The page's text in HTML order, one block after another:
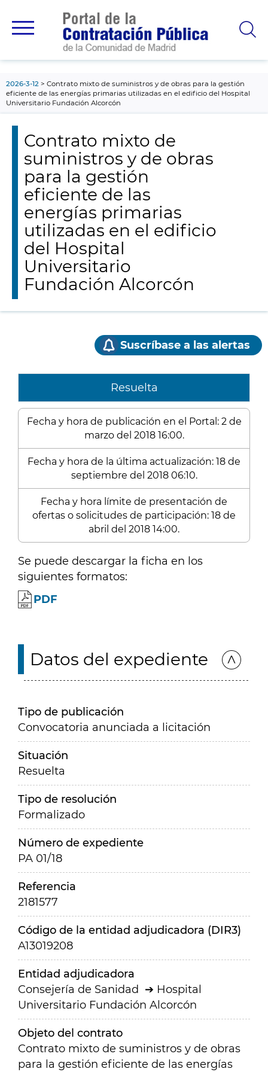
principal
2026-3-12
Contrato mixto de suministros y de obras para la gestión
eficiente de las energías primarias utilizadas en el edificio del Hospital
Universitario Fundación Alcorcón
Contrato mixto de
suministros y de obras
para la gestión
eficiente de las
energías primarias
utilizadas en el edificio
del Hospital
Universitario
Fundación Alcorcón
Suscríbase a las alertas
Resuelta
Fecha y hora de publicación en el Portal: 2 de
marzo del 2018 16:00.
Fecha y hora de la última actualización: 18 de
septiembre del 2018 06:10.
Fecha y hora límite de presentación de
ofertas o solicitudes de participación: 18 de
abril del 2018 14:00.
Se puede descargar la ficha en los
siguientes formatos:
PDF
Datos del expediente
Tipo de publicación
Convocatoria anunciada a licitación
Situación
Resuelta
Tipo de resolución
Formalizado
Número de expediente
PA 01/18
Referencia
2181577
Código de la entidad adjudicadora (DIR3)
A13019208
Entidad adjudicadora
Consejería de Sanidad
Hospital
Universitario Fundación Alcorcón
Objeto del contrato
Contrato mixto de suministros y de obras
para la gestión eficiente de las energías